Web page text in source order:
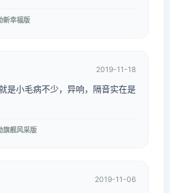
新幸福版
2019-11-18
是小毛病不少，异响，隔音实在是
旗舰风采版
2019-11-06